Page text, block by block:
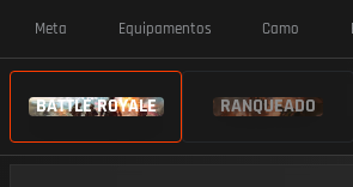
Meta Equipamentos Camo
BATTLE ROYALE RANQUEADO